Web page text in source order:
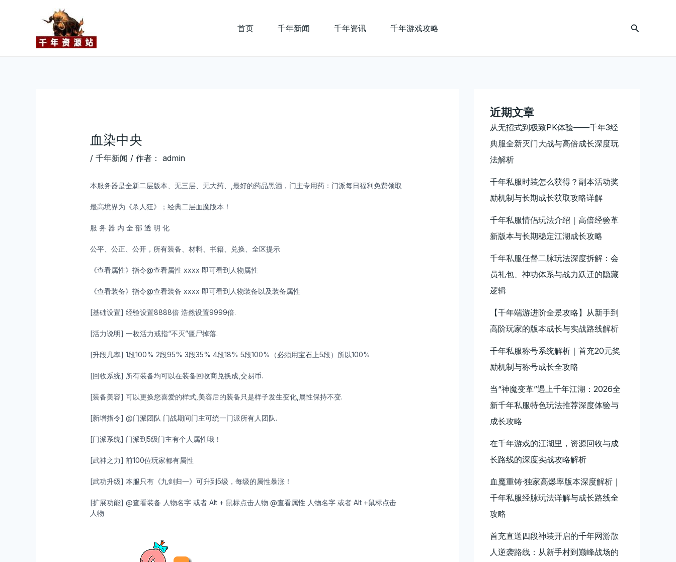
首页 千年新闻 千年资讯 千年游戏攻略
搜
血染中央
/ 千年新闻 / 作者： admin
本服务器是全新二层版本、无三层、无大药、,最好的药品黑酒，门主专用药：门派每日福利免费领取
最高境界为《杀人狂》；经典二层血魔版本！
服 务 器 内 全 部 透 明 化
公平、公正、公开，所有装备、材料、书籍、兑换、全区提示
《查看属性》指令@查看属性 xxxx 即可看到人物属性
《查看装备》指令@查看装备 xxxx 即可看到人物装备以及装备属性
[基础设置] 经验设置8888倍 浩然设置9999倍.
[活力说明] 一枚活力戒指“不灭”僵尸掉落.
[升段几率] 1段100% 2段95% 3段35% 4段18% 5段100%（必须用宝石上5段）所以100%
[回收系统] 所有装备均可以在装备回收商兑换成,交易币.
[装备美容] 可以更换您喜爱的样式,美容后的装备只是样子发生变化,属性保持不变.
[新增指令] @门派团队 门战期间门主可统一门派所有人团队.
[门派系统] 门派到5级门主有个人属性哦！
[武神之力] 前100位玩家都有属性
[武功升级] 本服只有《九剑归一》可升到5级，每级的属性暴涨！
[扩展功能] @查看装备 人物名字 或者 Alt + 鼠标点击人物 @查看属性 人物名字 或者 Alt +鼠标点击
人物
navigation
近期文章
从无招式到极致PK体验——千年3经
典服全新灭门大战与高倍成长深度玩
法解析
千年私服时装怎么获得？副本活动奖
励机制与长期成长获取攻略详解
千年私服情侣玩法介绍｜高倍经验革
新版本与长期稳定江湖成长攻略
千年私服任督二脉玩法深度拆解：会
员礼包、神功体系与战力跃迁的隐藏
逻辑
【千年端游进阶全景攻略】从新手到
高阶玩家的版本成长与实战路线解析
千年私服称号系统解析｜首充20元奖
励机制与称号成长全攻略
当“神魔变革”遇上千年江湖：2026全
新千年私服特色玩法推荐深度体验与
成长攻略
在千年游戏的江湖里，资源回收与成
长路线的深度实战攻略解析
血魔重铸·独家高爆率版本深度解析｜
千年私服经脉玩法详解与成长路线全
攻略
首充直送四段神装开启的千年网游散
人逆袭路线：从新手村到巅峰战场的